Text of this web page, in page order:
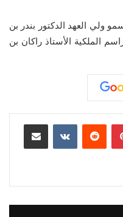
ولي العهد الدكتور بندر بن
الملكية الأستاذ راكان بن
بينتيريست مشاركة عبر البريد